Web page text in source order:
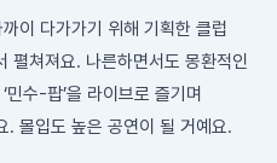
이 다가가기 위해 기획한 클럽
쳐져요. 나른하면서도 몽환적인
수-팝’을 라이브로 즐기며
. 몰입도 높은 공연이 될 거예요.